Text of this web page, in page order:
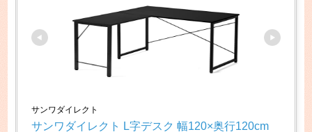
サンワダイレクト
サンワダイレクト L字デスク 幅120×奥行120cm